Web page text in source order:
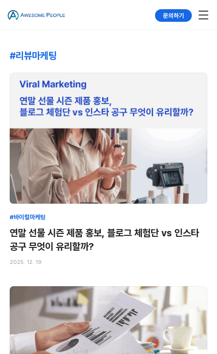
문의하기
#리뷰마케팅
#바이럴마케팅
연말 선물 시즌 제품 홍보, 블로그 체험단 vs 인스타
공구 무엇이 유리할까?
2025. 12. 19